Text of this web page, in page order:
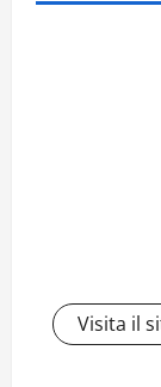
Visita il